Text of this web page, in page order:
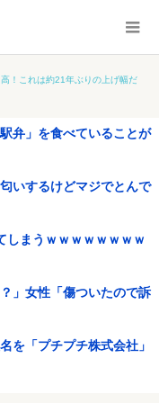
！これは約21年ぶりの上げ幅だ
弁」を食べていることが
いするけどマジでとんで
しまうｗｗｗｗｗｗｗｗ
」女性「傷ついたので訴
を「プチプチ株式会社」